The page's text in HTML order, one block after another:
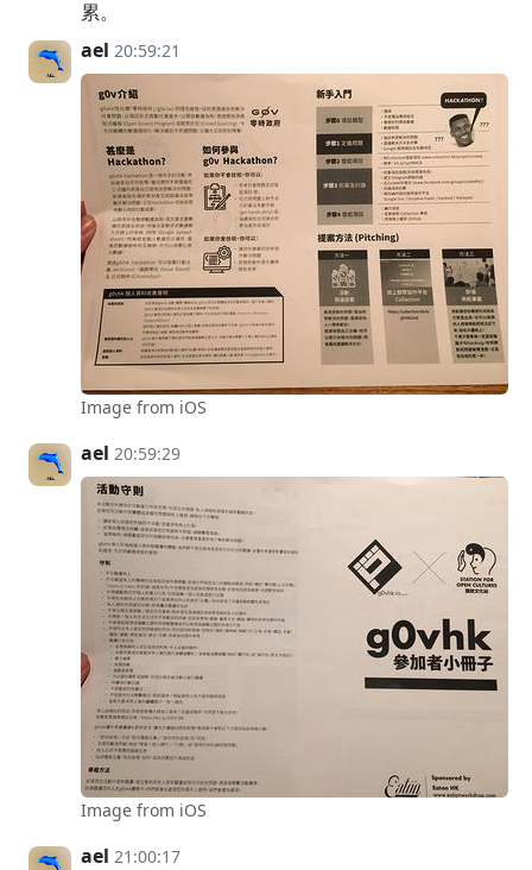
累。
ael 20:59:21
Image from iOS
ael 20:59:29
Image from iOS
ael 21:00:17